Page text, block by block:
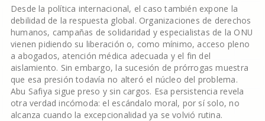
Desde la política internacional, el caso también expone la
debilidad de la respuesta global. Organizaciones de derechos
humanos, campañas de solidaridad y especialistas de la ONU
vienen pidiendo su liberación o, como mínimo, acceso pleno
a abogados, atención médica adecuada y el fin del
aislamiento. Sin embargo, la sucesión de prórrogas muestra
que esa presión todavía no alteró el núcleo del problema.
Abu Safiya sigue preso y sin cargos. Esa persistencia revela
otra verdad incómoda: el escándalo moral, por sí solo, no
alcanza cuando la excepcionalidad ya se volvió rutina.